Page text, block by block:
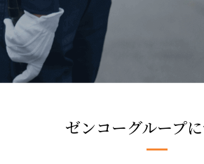
ゼンコーグループ